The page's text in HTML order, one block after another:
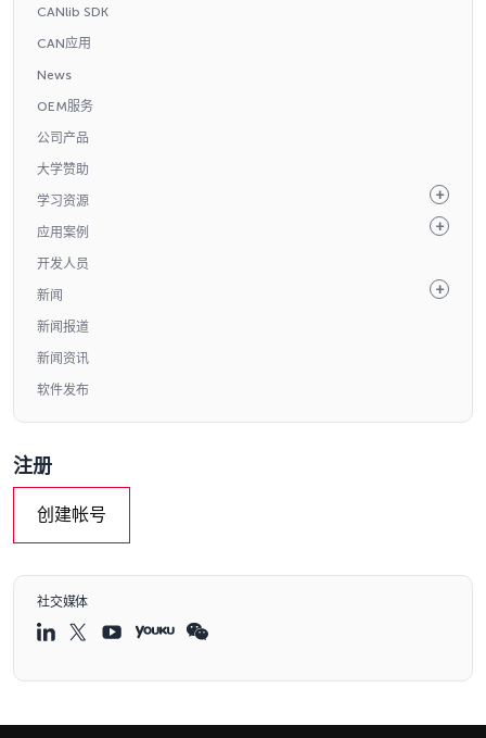
CANlib SDK
CAN应用
News
OEM服务
公司产品
大学赞助
学习资源
应用案例
开发人员
新闻
新闻报道
新闻资讯
软件发布
注册
创建帐号
社交媒体